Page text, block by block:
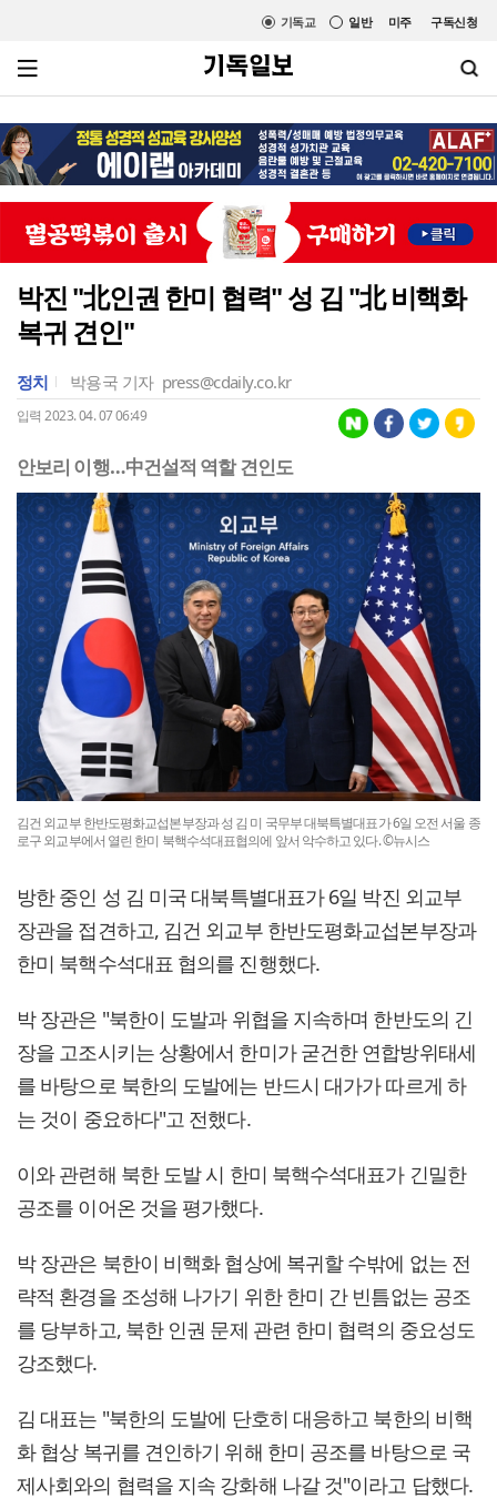
미주 구독신청
일반
기독교
박진 "北인권 한미 협력" 성 김 "北 비핵화
복귀 견인"
정치 박용국 기자 press@cdaily.co.kr
입력 2023. 04. 07 06:49
안보리 이행…中건설적 역할 견인도
김건 외교부 한반도평화교섭본부장과 성 김 미 국무부 대북특별대표가 6일 오전 서울 종
로구 외교부에서 열린 한미 북핵수석대표협의에 앞서 악수하고 있다. ©뉴시스
방한 중인 성 김 미국 대북특별대표가 6일 박진 외교부
장관을 접견하고, 김건 외교부 한반도평화교섭본부장과
한미 북핵수석대표 협의를 진행했다.
박 장관은 "북한이 도발과 위협을 지속하며 한반도의 긴
장을 고조시키는 상황에서 한미가 굳건한 연합방위태세
를 바탕으로 북한의 도발에는 반드시 대가가 따르게 하
는 것이 중요하다"고 전했다.
이와 관련해 북한 도발 시 한미 북핵수석대표가 긴밀한
공조를 이어온 것을 평가했다.
박 장관은 북한이 비핵화 협상에 복귀할 수밖에 없는 전
략적 환경을 조성해 나가기 위한 한미 간 빈틈없는 공조
를 당부하고, 북한 인권 문제 관련 한미 협력의 중요성도
강조했다.
김 대표는 "북한의 도발에 단호히 대응하고 북한의 비핵
화 협상 복귀를 견인하기 위해 한미 공조를 바탕으로 국
제사회와의 협력을 지속 강화해 나갈 것"이라고 답했다.